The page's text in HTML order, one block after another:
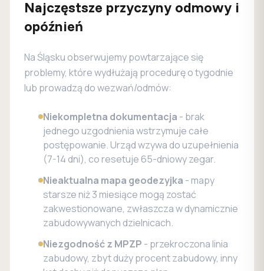
Najczęstsze przyczyny odmowy i
opóźnień
Na Śląsku obserwujemy powtarzające się
problemy, które wydłużają procedurę o tygodnie
lub prowadzą do wezwań/odmów:
Niekompletna dokumentacja - brak
jednego uzgodnienia wstrzymuje całe
postępowanie. Urząd wzywa do uzupełnienia
(7-14 dni), co resetuje 65-dniowy zegar.
Nieaktualna mapa geodezyjka - mapy
starsze niż 3 miesiące mogą zostać
zakwestionowane, zwłaszcza w dynamicznie
zabudowywanych dzielnicach.
Niezgodność z MPZP - przekroczona linia
zabudowy, zbyt duży procent zabudowy, inny